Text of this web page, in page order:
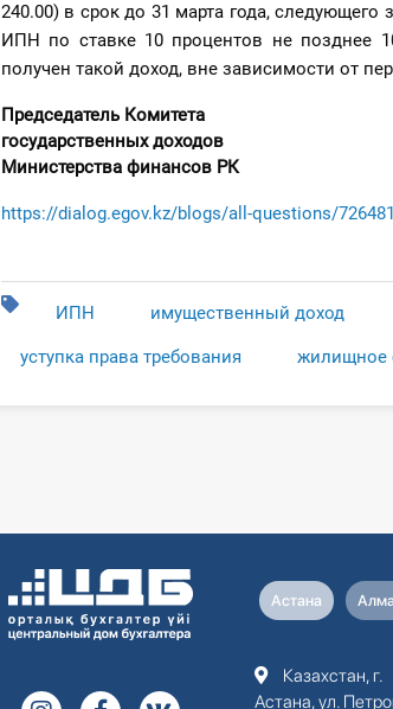
240.00) в срок до 31 марта года, следующего
ИПН по ставке 10 процентов не позднее
получен такой доход, вне зависимости от
Председатель Комитета
государственных доходов
Министерства финансов
https://dialog.egov.kz/blogs/all-questions/726481
ИПН имущественный доход
уступка права требования жилищное
Астана
Казахстан, г.
Астана, ул.